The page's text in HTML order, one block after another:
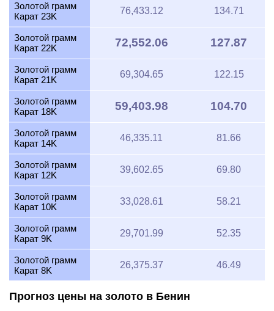
Золотой грамм
Карат 23K
76,433.12 134.71
Золотой грамм
Карат 22K
72,552.06 127.87
Золотой грамм
Карат 21K
69,304.65 122.15
Золотой грамм
Карат 18K
59,403.98 104.70
Золотой грамм
Карат 14K
46,335.11 81.66
Золотой грамм
Карат 12K
39,602.65 69.80
Золотой грамм
Карат 10K
33,028.61 58.21
Золотой грамм
Карат 9K
29,701.99 52.35
Золотой грамм
Карат 8K
26,375.37 46.49
Прогноз цены на золото в Бенин